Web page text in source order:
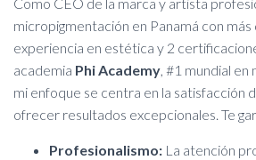
micropigmentación en Panamá con más
experiencia en estética y 2
academia Phi Academy, #1 mundial
mi enfoque se centra en la satisfacción
ofrecer resultados excepcionales. Te
Profesionalismo: La atención